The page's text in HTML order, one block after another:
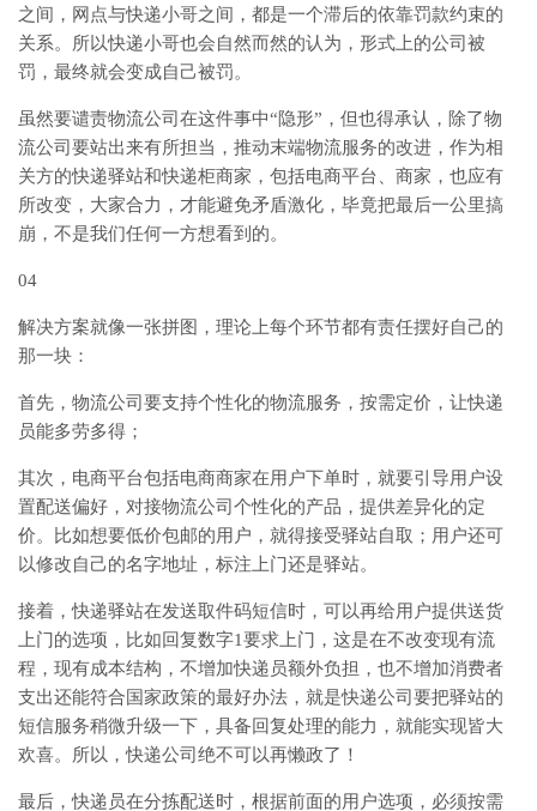
之间，网点与快递小哥之间，都是一个滞后的依靠罚款约束的
关系。所以快递小哥也会自然而然的认为，形式上的公司被
罚，最终就会变成自己被罚。
虽然要谴责物流公司在这件事中“隐形”，但也得承认，除了物
流公司要站出来有所担当，推动末端物流服务的改进，作为相
关方的快递驿站和快递柜商家，包括电商平台、商家，也应有
所改变，大家合力，才能避免矛盾激化，毕竟把最后一公里搞
崩，不是我们任何一方想看到的。
04
解决方案就像一张拼图，理论上每个环节都有责任摆好自己的
那一块：
首先，物流公司要支持个性化的物流服务，按需定价，让快递
员能多劳多得；
其次，电商平台包括电商商家在用户下单时，就要引导用户设
置配送偏好，对接物流公司个性化的产品，提供差异化的定
价。比如想要低价包邮的用户，就得接受驿站自取；用户还可
以修改自己的名字地址，标注上门还是驿站。
接着，快递驿站在发送取件码短信时，可以再给用户提供送货
上门的选项，比如回复数字1要求上门，这是在不改变现有流
程，现有成本结构，不增加快递员额外负担，也不增加消费者
支出还能符合国家政策的最好办法，就是快递公司要把驿站的
短信服务稍微升级一下，具备回复处理的能力，就能实现皆大
欢喜。所以，快递公司绝不可以再懒政了！
最后，快递员在分拣配送时，根据前面的用户选项，必须按需